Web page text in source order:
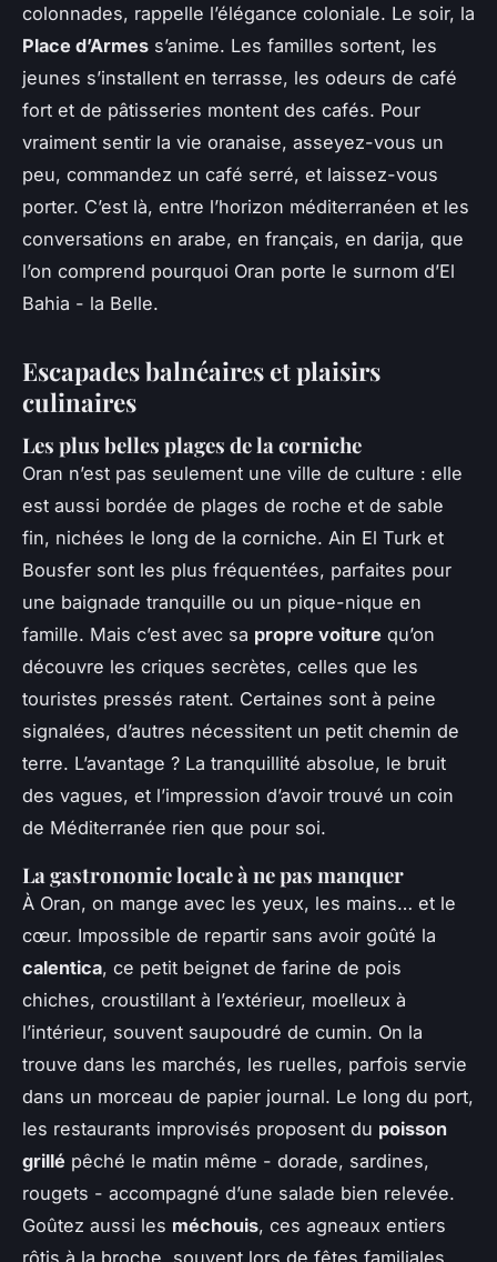
colonnades, rappelle l’élégance coloniale. Le soir, la
Place d’Armes s’anime. Les familles sortent, les
jeunes s’installent en terrasse, les odeurs de café
fort et de pâtisseries montent des cafés. Pour
vraiment sentir la vie oranaise, asseyez-vous un
peu, commandez un café serré, et laissez-vous
porter. C’est là, entre l’horizon méditerranéen et les
conversations en arabe, en français, en darija, que
l’on comprend pourquoi Oran porte le surnom d’El
Bahia - la Belle.
Escapades balnéaires et plaisirs
culinaires
Les plus belles plages de la corniche
Oran n’est pas seulement une ville de culture : elle
est aussi bordée de plages de roche et de sable
fin, nichées le long de la corniche. Ain El Turk et
Bousfer sont les plus fréquentées, parfaites pour
une baignade tranquille ou un pique-nique en
famille. Mais c’est avec sa propre voiture qu’on
découvre les criques secrètes, celles que les
touristes pressés ratent. Certaines sont à peine
signalées, d’autres nécessitent un petit chemin de
terre. L’avantage ? La tranquillité absolue, le bruit
des vagues, et l’impression d’avoir trouvé un coin
de Méditerranée rien que pour soi.
La gastronomie locale à ne pas manquer
À Oran, on mange avec les yeux, les mains… et le
cœur. Impossible de repartir sans avoir goûté la
calentica, ce petit beignet de farine de pois
chiches, croustillant à l’extérieur, moelleux à
l’intérieur, souvent saupoudré de cumin. On la
trouve dans les marchés, les ruelles, parfois servie
dans un morceau de papier journal. Le long du port,
les restaurants improvisés proposent du poisson
grillé pêché le matin même - dorade, sardines,
rougets - accompagné d’une salade bien relevée.
Goûtez aussi les méchouis, ces agneaux entiers
rôtis à la broche, souvent lors de fêtes familiales.